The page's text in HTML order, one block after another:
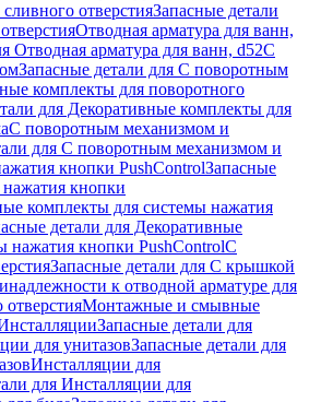
отверстияЗапасные детали
Отводная арматура для ванн,
Отводная арматура для ванн, d52С
Запасные детали для С поворотным
комплекты для поворотного
для Декоративные комплекты для
С поворотным механизмом и
для С поворотным механизмом и
кнопки PushControlЗапасные
нажатия кнопки
комплекты для системы нажатия
детали для Декоративные
нажатия кнопки PushControlС
Запасные детали для С крышкой
к отводной арматуре для
Монтажные и смывные
Запасные детали для
для унитазовЗапасные детали для
Инсталляции для
для Инсталляции для